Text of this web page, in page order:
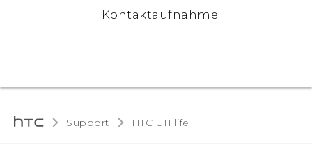
Kontaktaufnahme
Support HTC U11 life‎